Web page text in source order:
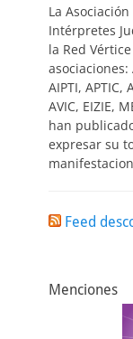
La
Intérpretes
la Red
asociaciones:
AIPTI, APTIC,
AVIC, EIZIE,
han
expresar su
Feed
Menciones